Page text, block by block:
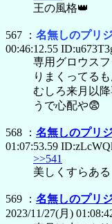
王の風格👑
567 ： 名無しのプリ
00:46:12.55
専用グロウス
りまくってる
むしろ来月以
うで心配や😨
568 ： 名無しのプリ
01:07:53.59
>>541
美しくすらある
569 ： 名無しのプリ
2023/11/27(月)